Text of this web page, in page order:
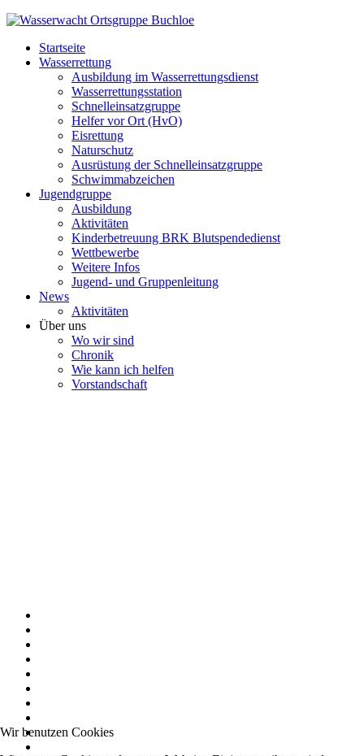
Startseite
Wasserrettung
Ausbildung im Wasserrettungsdienst
Wasserrettungsstation
Schnelleinsatzgruppe
Helfer vor Ort (HvO)
Eisrettung
Naturschutz
Ausrüstung der Schnelleinsatzgruppe
Schwimmabzeichen
Jugendgruppe
Ausbildung
Aktivitäten
Kinderbetreuung BRK Blutspendedienst
Wettbewerbe
Weitere Infos
Jugend- und Gruppenleitung
News
Aktivitäten
Über uns
Wo wir sind
Chronik
Wie kann ich helfen
Vorstandschaft
Wir benutzen Cookies